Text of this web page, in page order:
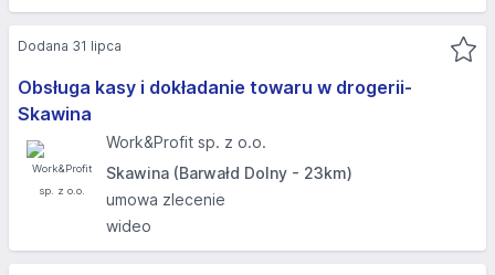
Obsługa kasy i dokładanie towaru w drogerii-
Skawina
Work&Profit sp. z o.o.
Skawina (Barwałd Dolny - 23km)
umowa zlecenie
wideo
Dodana 31 lipca